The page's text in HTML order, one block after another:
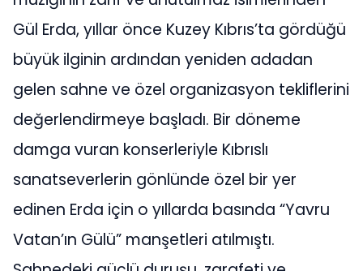
Gül Erda, yıllar önce Kuzey Kıbrıs’ta gördüğü
büyük ilginin ardından yeniden adadan
gelen sahne ve özel organizasyon tekliflerini
değerlendirmeye başladı. Bir döneme
damga vuran konserleriyle Kıbrıslı
sanatseverlerin gönlünde özel bir yer
edinen Erda için o yıllarda basında “Yavru
Vatan’ın Gülü” manşetleri atılmıştı.